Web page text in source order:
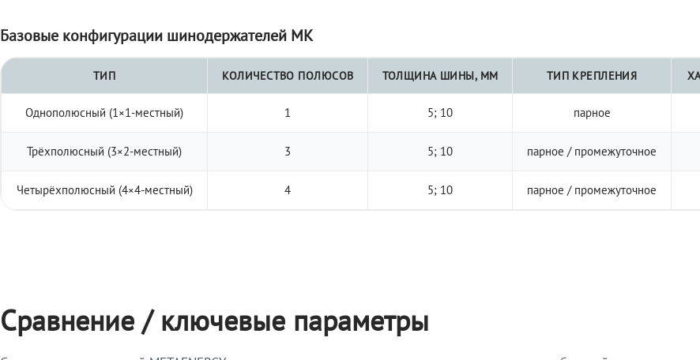
Базовые конфигурации шинодержателей МК
ТИП КОЛИЧЕСТВО ПОЛЮСОВ ТОЛЩИНА ШИНЫ, ММ ТИП КРЕПЛЕНИЯ
Однополюсный (1×1-местный) 1 5; 10 парное
Трёхполюсный (3×2-местный) 3 5; 10 парное / промежуточное
Четырёхполюсный (4×4-местный) 4 5; 10 парное / промежуточное
Сравнение / ключевые параметры